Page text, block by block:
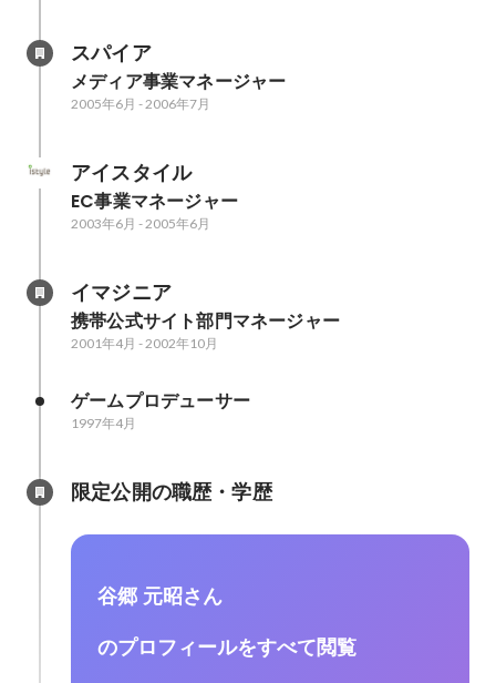
スパイア
メディア事業マネージャー
2005年6月 - 2006年7月
アイスタイル
EC事業マネージャー
2003年6月 - 2005年6月
イマジニア
携帯公式サイト部門マネージャー
2001年4月 - 2002年10月
ゲームプロデューサー
1997年4月
限定公開の職歴・学歴
谷郷 元昭さん
のプロフィールをすべて閲覧